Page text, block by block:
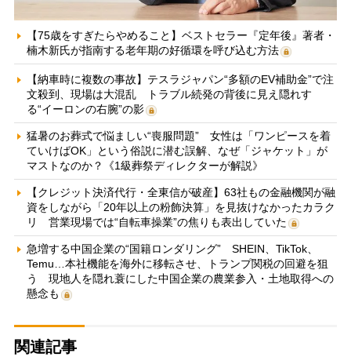
【75歳をすぎたらやめること】ベストセラー『定年後』著者・
楠木新氏が指南する老年期の好循環を呼び込む方法
【納車時に複数の事故】テスラジャパン“多額のEV補助金”で注
文殺到、現場は大混乱 トラブル続発の背後に見え隠れす
る“イーロンの右腕”の影
猛暑のお葬式で悩ましい“喪服問題” 女性は「ワンピースを着
ていけばOK」という俗説に潜む誤解、なぜ「ジャケット」が
マストなのか？《1級葬祭ディレクターが解説》
【クレジット決済代行・全東信が破産】63社もの金融機関が融
資をしながら「20年以上の粉飾決算」を見抜けなかったカラク
リ 営業現場では“自転車操業”の焦りも表出していた
急増する中国企業の“国籍ロンダリング” SHEIN、TikTok、
Temu…本社機能を海外に移転させ、トランプ関税の回避を狙
う 現地人を隠れ蓑にした中国企業の農業参入・土地取得への
懸念も
関連記事